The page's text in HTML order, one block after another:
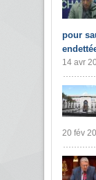
pour
14 avr
20 fév